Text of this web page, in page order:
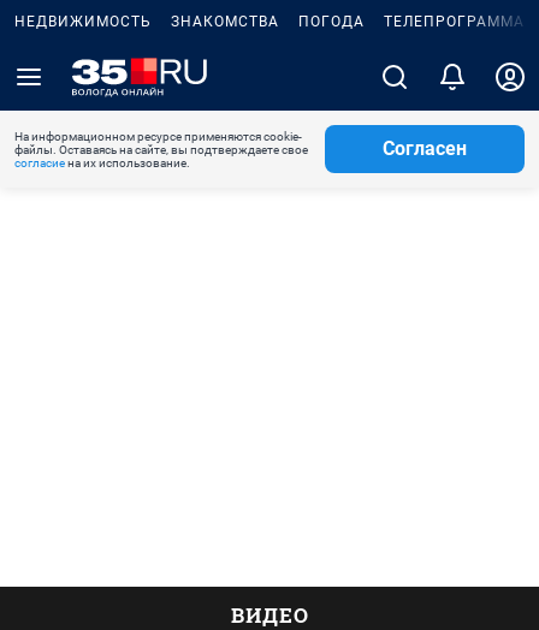
НЕДВИЖИМОСТЬ ЗНАКОМСТВА ПОГОДА ТЕЛЕПРОГРАММА
На информационном ресурсе применяются cookie-
файлы. Оставаясь на сайте, вы подтверждаете свое
согласиена их использование.
Согласен
ВИДЕО